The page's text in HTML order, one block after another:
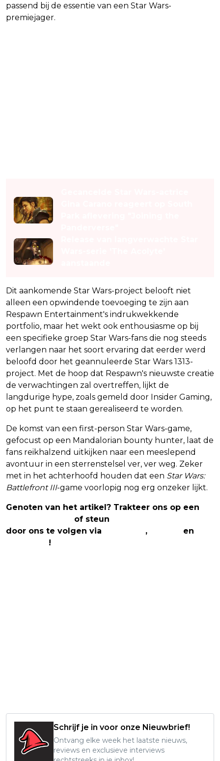
passend bij de essentie van een Star Wars-
premiejager.
Dit aankomende Star Wars-project belooft niet
alleen een opwindende toevoeging te zijn aan
Respawn Entertainment's indrukwekkende
portfolio, maar het wekt ook enthousiasme op bij
een specifieke groep Star Wars-fans die nog steeds
verlangen naar het soort ervaring dat eerder werd
beloofd door het geannuleerde Star Wars 1313-
project. Met de hoop dat Respawn's nieuwste creatie
de verwachtingen zal overtreffen, lijkt de
langdurige hype, zoals gemeld door Insider Gaming,
op het punt te staan gerealiseerd te worden.
De komst van een first-person Star Wars-game,
gefocust op een Mandalorian bounty hunter, laat de
fans reikhalzend uitkijken naar een meeslepend
avontuur in een sterrenstelsel ver, ver weg. Zeker
met in het achterhoofd houden dat een Star Wars:
Battlefront III-game voorlopig nog erg onzeker lijkt.
Genoten van het artikel? Trakteer ons op een
of steun
door ons te volgen via
,
en
!
Schrijf je in voor onze Nieuwbrief!
Ontvang elke week het laatste nieuws,
reviews en exclusieve interviews